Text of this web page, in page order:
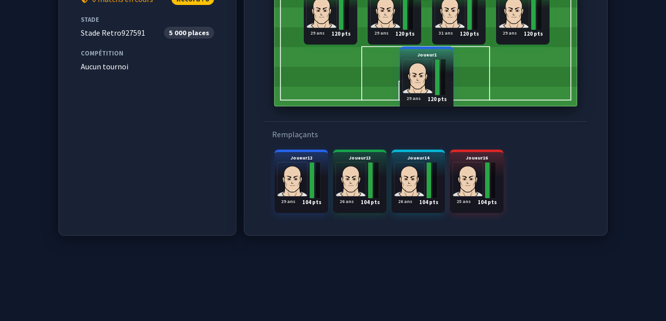
STADE
Stade Retro927591 5 000 places
COMPÉTITION
Aucun tournoi
Joueur1
120 pts
29 ans
120 pts
29 ans 120 pts
29 ans 120 pts
31 ans 120 pts
29 ans
Remplaçants
Joueur12
104 pts
29 ans
Joueur13
104 pts
26 ans
Joueur14
104 pts
26 ans
Joueur16
104 pts
25 ans